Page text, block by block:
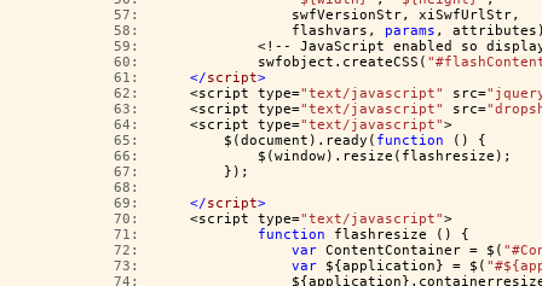
  57:
                swfVersionStr, xiSwfUrlStr,
  58:
                flashvars,
params ,
  59:
<!-- JavaScript enabled so
  60:
            swfobject.createCSS(
  61:
</script>
  62:
    <script type=
"text/javascript" src=
  63:
    <script type=
"text/javascript" src=
  64:
    <script type=
"text/javascript">
  65:
        $(document).ready(
function () {
  66:
            $(window).resize(flashresize);
  67:
        });
  68:
  69:
</script>
  70:
    <script type=
"text/javascript">
  71:
function flashresize () {
  72:
var ContentContainer = $(
  73:
var ${application} = $(
  74: